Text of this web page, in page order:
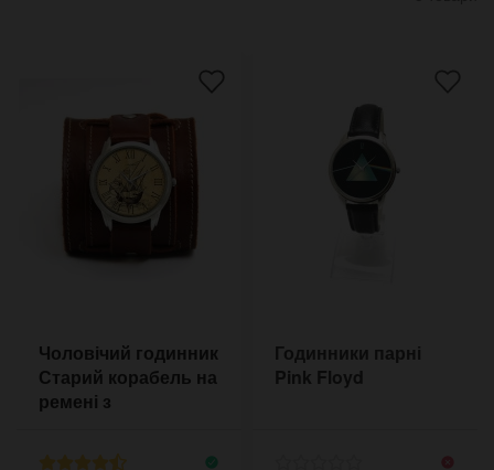
Чоловічий годинник
Старий корабель на
ремені з
Годинники парні
Pink Floyd